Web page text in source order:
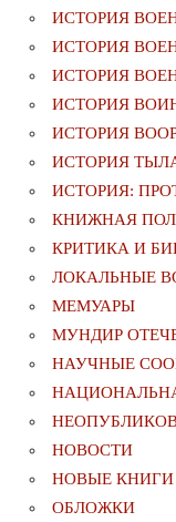
ИСТОРИЯ
ИСТОРИЯ
ИСТОРИЯ
ИСТОРИЯ
ИСТОРИЯ
ИСТОРИЯ
ИСТОРИЯ:
КНИЖНАЯ
КРИТИКА И
ЛОКАЛЬНЫЕ
МЕМУАРЫ
МУНДИР
НАУЧНЫЕ
НОВОСТИ
НОВЫЕ КНИГИ
ОБЛОЖКИ